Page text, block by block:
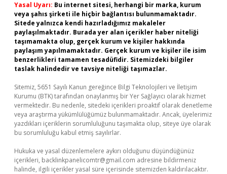
Yasal Uyarı: Bu internet sitesi, herhangi bir marka, kurum
veya şahıs şirketi ile hiçbir bağlantısı bulunmamaktadır.
Sitede yalnızca kendi hazırladığımız makaleler
paylaşılmaktadır. Burada yer alan içerikler haber niteliği
taşımamakta olup, gerçek kurum ve kişiler hakkında
paylaşım yapılmamaktadır. Gerçek kurum ve kişiler ile isim
benzerlikleri tamamen tesadüfidir. Sitemizdeki bilgiler
taslak halindedir ve tavsiye niteliği taşımazlar.
Sitemiz, 5651 Sayılı Kanun gereğince Bilgi Teknolojileri ve İletişim
Kurumu (BTK) tarafından onaylanmış bir Yer Sağlayıcı olarak hizmet
vermektedir. Bu nedenle, sitedeki içerikleri proaktif olarak denetleme
veya araştırma yükümlülüğümüz bulunmamaktadır. Ancak, üyelerimiz
yazdıkları içeriklerin sorumluluğunu taşımakta olup, siteye üye olarak
bu sorumluluğu kabul etmiş sayılırlar.
Hukuka ve yasal düzenlemelere aykırı olduğunu düşündüğünüz
içerikleri, backlinkpanelicomtr@gmail.com adresine bildirmeniz
halinde, ilgili içerikler yasal süre içerisinde sitemizden kaldırılacaktır.